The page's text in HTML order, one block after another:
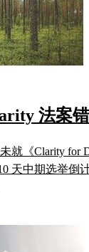
法案
就《Clarity for
天中期选举倒